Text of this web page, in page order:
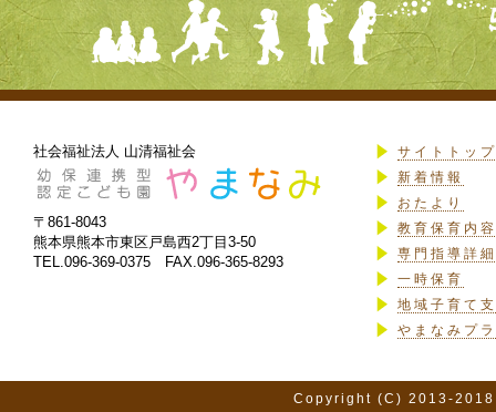
社会福祉法人 山清福祉会
〒861-8043
熊本県熊本市東区戸島西2丁目3-50
TEL.096-369-0375 FAX.096-365-8293
サイトトップ
新着情報
おたより
教育保育内
専門指導詳細
一時保育
地域子育て
やまなみプ
Copyright (C) 2013-